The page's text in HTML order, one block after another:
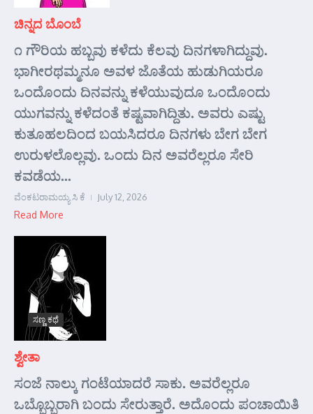
ಚಿನ್ನದ ಬೊಂಬೆ
೧ ಗೌರಿಯ ಹಬ್ಬವು ಕಳೆದು ಕೆಲವು ದಿನಗಳಾಗಿದ್ದುವು.
ಭಾಗೀರಥಮ್ಮನೂ ಅವಳ ಜೊತೆಯ ಹುಡುಗಿಯರೂ
ಒಂದೊಂದು ದಿನವನ್ನು ಕಳೆಯುವುದೂ ಒಂದೊಂದು
ಯುಗವನ್ನು ಕಳೆದಂತೆ ಕಷ್ಟವಾಗಿದ್ದಿತು. ಅವರು ಎಷ್ಟು
ಕುತೂಹಲದಿಂದ ಬಯಸಿದರೂ ದಿನಗಳು ಬೇಗ ಬೇಗ
ಉರುಳಲೊಲ್ಲವು. ಒಂದು ದಿನ ಅವರೆಲ್ಲರೂ ಸೇರಿ
ಕವಡೆಯ...
ವೆಂಕಟರಾಮಯ್ಯ ಸಿ ಕೆ July 12, 2026
Read More
ಸಣ್ಣ ಕಥೆ
ಶ್ವೇತಾ
ಸಂಜೆ ನಾಲ್ಕು ಗಂಟೆಯಾದರೆ ಸಾಕು. ಅವರೆಲ್ಲರೂ
ಒಬ್ಬೊಬ್ಬರಾಗಿ ಬಂದು ಸೇರುತ್ತಾರೆ. ಅದೊಂದು ಪಂಚಾಯಿತಿ